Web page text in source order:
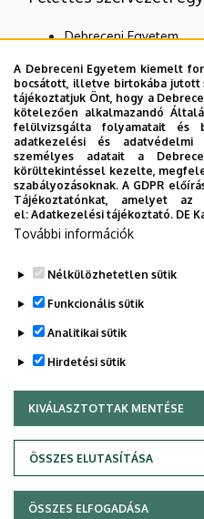
Debreceni Egyetem
Fogorvostudományi Kar
Dolgozói adatmódosítás
telefonkönyvében|
DE telefonkönyvében|
Szerzői jog ©
A Debreceni Egyetem kiemelt
bocsátott, illetve birtokába jutott
tájékoztatjuk Önt, hogy a
kötelezően alkalmazandó
felülvizsgálta folyamatait és
adatkezelési és adatvédelmi
személyes adatait a
körültekintéssel kezelte,
szabályozásoknak. A GDPR
Tájékoztatónkat, amelyet
el: Adatkezelési tájékoztató. DE
További információk
Nélkülözhetetlen sütik
Funkcionális sütik
Analitikai sütik
Hirdetési sütik
KIVÁLASZTOTTAK MENTÉSE
ÖSSZES ELUTASÍTÁSA
WITHDRAW CONSENT
ÖSSZES ELFOGADÁSA